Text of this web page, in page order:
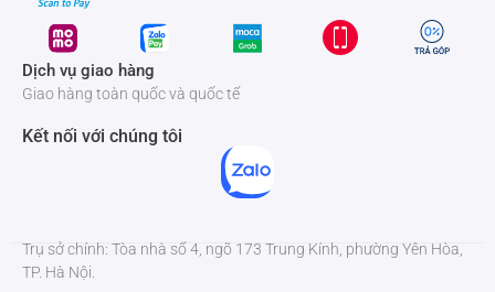
Dịch vụ giao hàng
Giao hàng toàn quốc và quốc tế
Kết nối với chúng tôi
Trụ sở chính: Tòa nhà số 4, ngõ 173 Trung Kính, phường Yên Hòa,
TP. Hà Nội.